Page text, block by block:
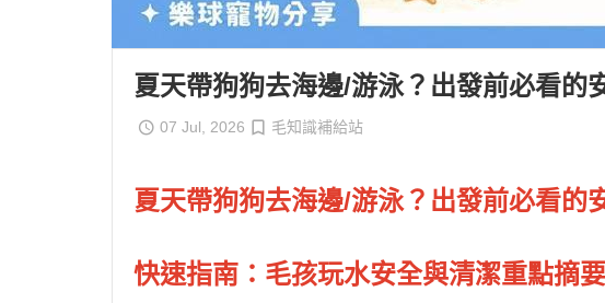
夏天帶狗狗去海邊/游泳？出發前必看的
07 Jul, 2026 毛知識補給站
夏天帶狗狗去海邊/游泳？出發前必看的
快速指南：毛孩玩水安全與清潔重點摘要